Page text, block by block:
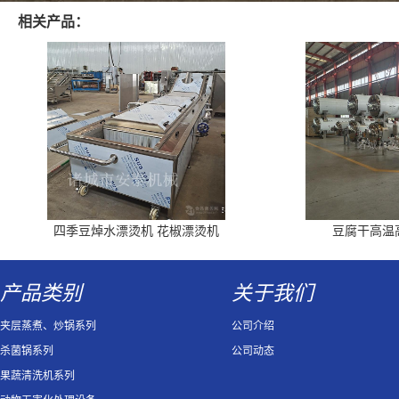
相关产品：
四季豆焯水漂烫机 花椒漂烫机 豆腐干高温
产品类别
夹层蒸煮、炒锅系列
杀菌锅系列
果蔬清洗机系列
关于我们
公司介绍
公司动态